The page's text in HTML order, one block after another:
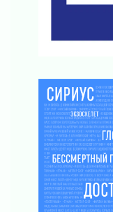
Ладожский
03 августа 2026
Новая
03 августа 2026
Часть
03 августа 2026
За сутки в
03 августа 2026